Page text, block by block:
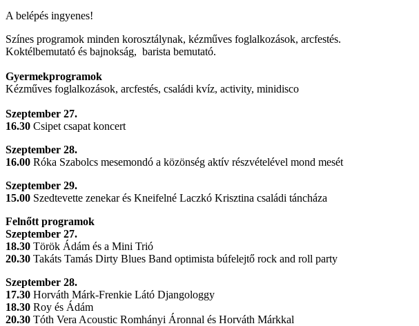
A belépés ingyenes!
Színes programok minden korosztálynak, kézműves foglalkozások, arcfestés.
Koktélbemutató és bajnokság, barista bemutató.
Gyermekprogramok
Kézműves foglalkozások, arcfestés, családi kvíz, activity, minidisco
Szeptember 27.
16.30 Csipet csapat koncert
Szeptember 28.
16.00 Róka Szabolcs mesemondó a közönség aktív részvételével mond mesét
Szeptember 29.
15.00 Szedtevette zenekar és Kneifelné Laczkó Krisztina családi táncháza
Felnőtt programok
Szeptember 27.
18.30 Török Ádám és a Mini Trió
20.30 Takáts Tamás Dirty Blues Band optimista búfelejtő rock and roll party
Szeptember 28.
17.30 Horváth Márk-Frenkie Látó Djangologgy
18.30 Roy és Ádám
20.30 Tóth Vera Acoustic Romhányi Áronnal és Horváth Márkkal